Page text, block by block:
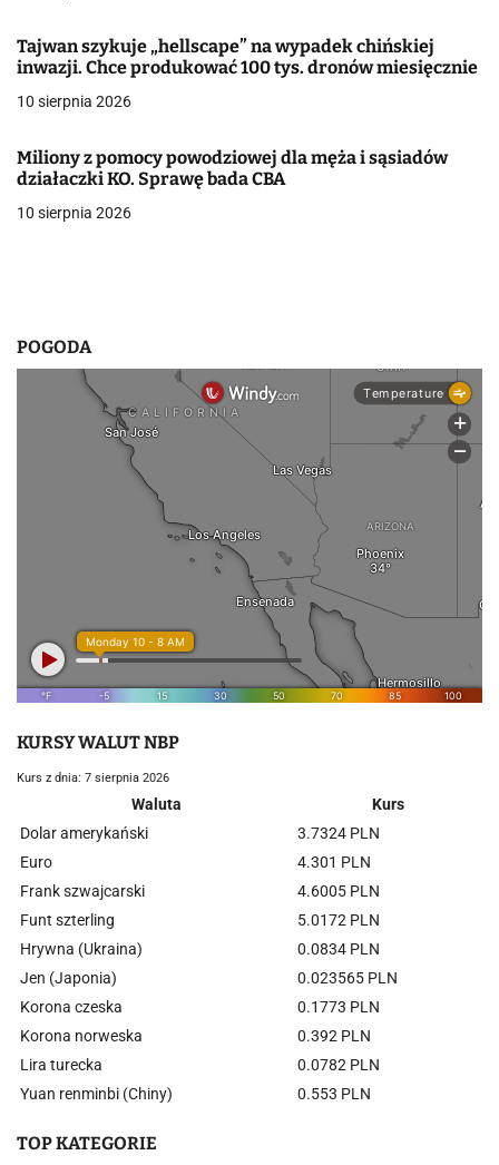
w
p
i
s
Tajwan szykuje „hellscape” na wypadek chińskiej
inwazji. Chce produkować 100 tys. dronów miesięcznie
10 sierpnia 2026
Miliony z pomocy powodziowej dla męża i sąsiadów
działaczki KO. Sprawę bada CBA
10 sierpnia 2026
POGODA
KURSY WALUT NBP
Kurs z dnia: 7 sierpnia 2026
Waluta
Kurs
Dolar amerykański
3.7324 PLN
Euro
4.301 PLN
Frank szwajcarski
4.6005 PLN
Funt szterling
5.0172 PLN
Hrywna (Ukraina)
0.0834 PLN
Jen (Japonia)
0.023565 PLN
Korona czeska
0.1773 PLN
Korona norweska
0.392 PLN
Lira turecka
0.0782 PLN
Yuan renminbi (Chiny)
0.553 PLN
TOP KATEGORIE